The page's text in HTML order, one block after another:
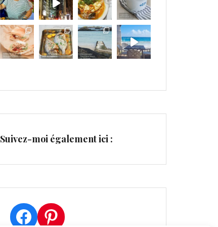
Suivez-moi également ici :
Facebook
Pinterest